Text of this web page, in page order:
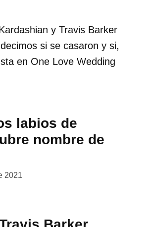
y Travis Barker
si se casaron y si,
en One Love Wedding
labios de
nombre de
2021